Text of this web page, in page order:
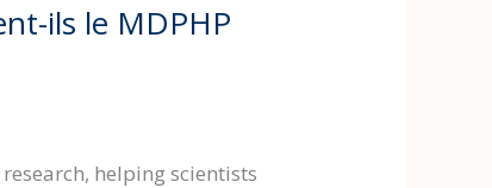
ils le MDPHP
helping scientists